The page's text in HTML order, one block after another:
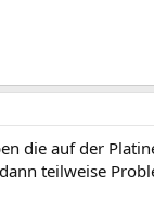
die auf der
teilweise